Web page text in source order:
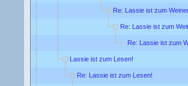
Re: Lassie ist zum
Re: Lassie ist zum
Re: Lassie ist zum
Lassie ist zum Lesen!
Re: Lassie ist zum Lesen!